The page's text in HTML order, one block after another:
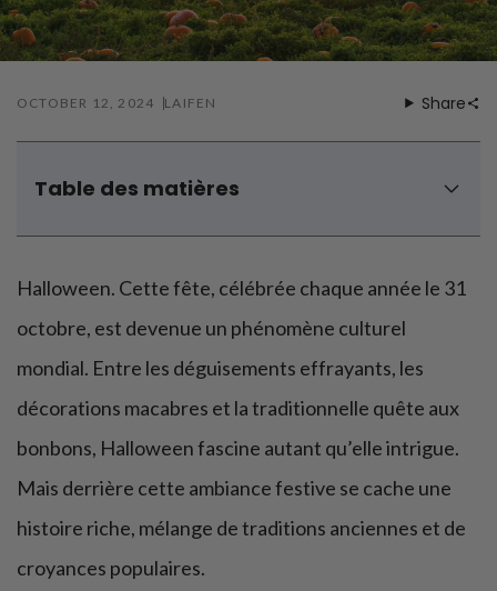
Soins préventifs
OCTOBER 12, 2024 LAIFEN Share
Table des matières
L'arrivée d'Halloween aux États-Unis
L’histoire des symboles d’Halloween
Halloween. Cette fête, célébrée chaque année le 31
octobre, est devenue un phénomène culturel
mondial. Entre les déguisements effrayants, les
décorations macabres et la traditionnelle quête aux
bonbons, Halloween fascine autant qu’elle intrigue.
Mais derrière cette ambiance festive se cache une
histoire riche, mélange de traditions anciennes et de
croyances populaires.